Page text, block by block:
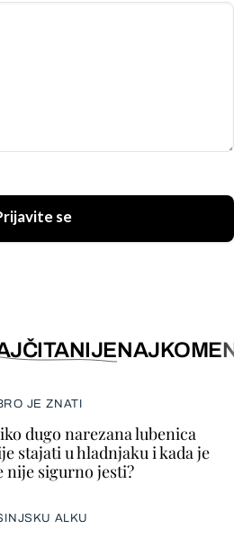
se
JE ZNATI
dugo narezana lubenica
stajati u hladnjaku i kada je
nije sigurno jesti?
ALKU